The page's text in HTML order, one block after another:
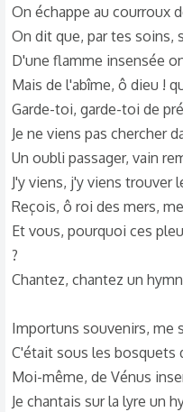
On échappe au courroux
On dit que, par tes soins,
D'une flamme insensée
Mais de l'abîme, ô dieu !
Garde-toi, garde-toi de
Je ne viens pas chercher
Un oubli passager, vain
J'y viens, j'y viens trouver
Reçois, ô roi des mers,
Et vous, pourquoi ces
?
Chantez, chantez un
Importuns souvenirs, me
C'était sous les bosquets
Moi-même, de Vénus
Je chantais sur la lyre un